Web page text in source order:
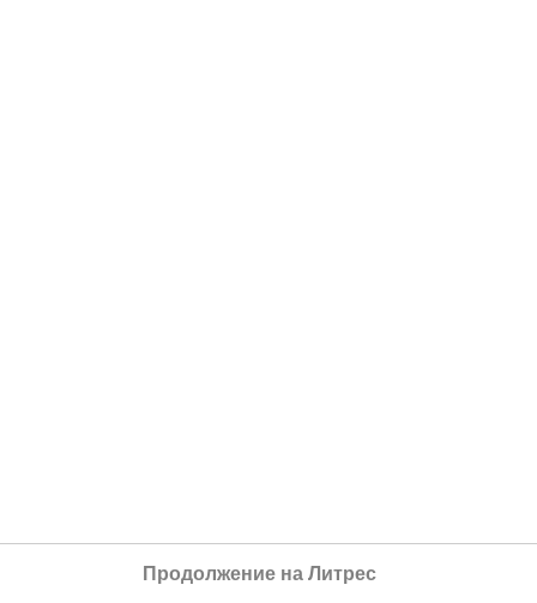
Продолжение на Литрес